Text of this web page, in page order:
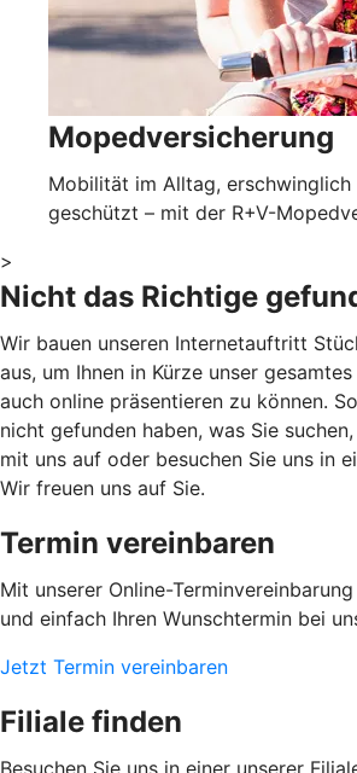
Mopedversicherung
Mobilität im Alltag, erschwinglich
geschützt – mit der R+V-
>
Nicht das Richtige
Wir bauen unseren Internetauftritt
aus, um Ihnen in Kürze unser
auch online präsentieren zu können.
nicht gefunden haben, was Sie
mit uns auf oder besuchen Sie uns in
Wir freuen uns auf Sie.
Termin vereinbaren
Mit unserer Online-
und einfach Ihren Wunschtermin bei
Jetzt Termin vereinbaren
Filiale finden